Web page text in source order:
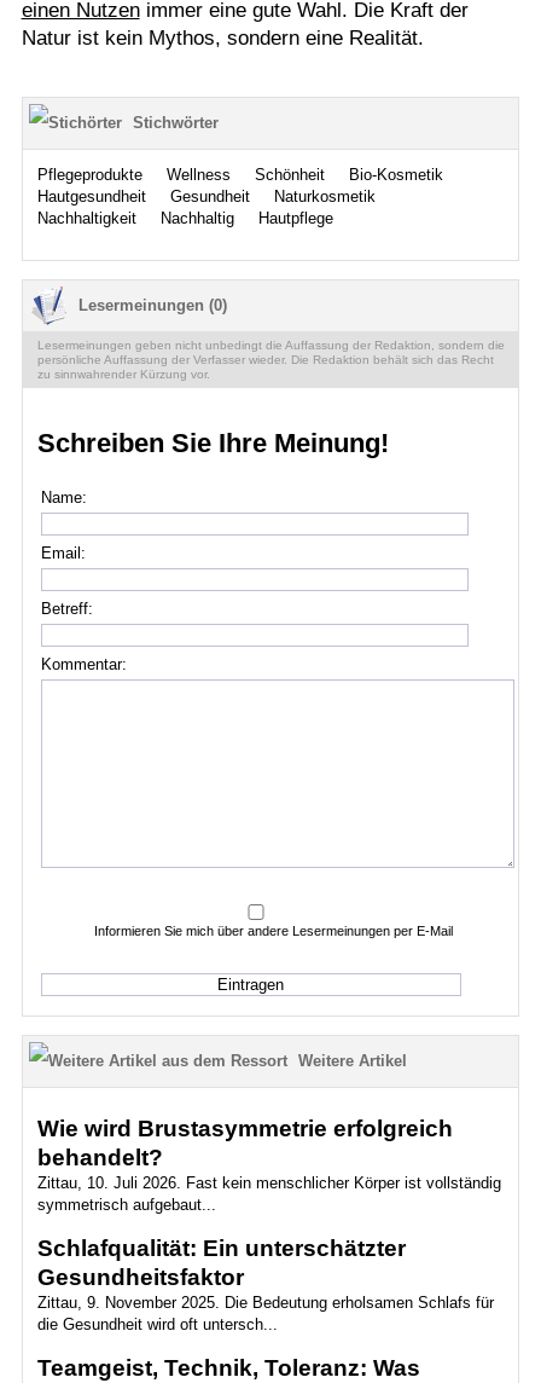
einen Nutzenimmer eine gute Wahl. Die Kraft der
Natur ist kein Mythos, sondern eine Realität.
Stichwörter
Pflegeprodukte Wellness Schönheit
Bio-Kosmetik
Hautgesundheit
Gesundheit
Naturkosmetik
Nachhaltigkeit
Nachhaltig Hautpflege
Lesermeinungen (0)
Lesermeinungen geben nicht unbedingt die Auffassung der Redaktion, sondern die
persönliche Auffassung der Verfasser wieder. Die Redaktion behält sich das Recht
zu sinnwahrender Kürzung vor.
Schreiben Sie Ihre Meinung!
Name:
Email:
Betreff:
Kommentar:
Informieren Sie mich über andere Lesermeinungen per E-Mail
Weitere Artikel
Wie wird Brustasymmetrie erfolgreich
behandelt?
Zittau, 10. Juli 2026. Fast kein menschlicher Körper ist vollständig
symmetrisch aufgebaut...
Schlafqualität: Ein unterschätzter
Gesundheitsfaktor
Zittau, 9. November 2025. Die Bedeutung erholsamen Schlafs für
die Gesundheit wird oft untersch...
Teamgeist, Technik, Toleranz: Was